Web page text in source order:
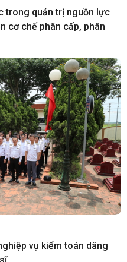
trong quản trị nguồn lực
cơ chế phân cấp, phân
vụ kiểm toán dâng